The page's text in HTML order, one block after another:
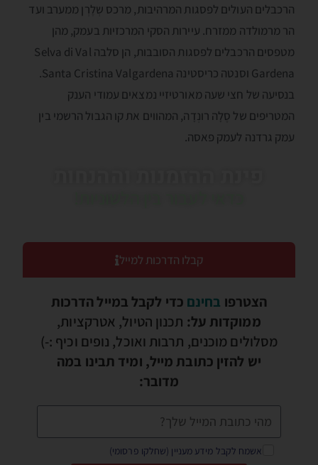
הרכבלים העולים לפסגות המרהיבות, מרכס שְלֶרְן ממערב ועד
הר מרמולדה ממזרח. עיירות הסקי המרכזיות בעמק, מהן
מטפסים הרכבלים לפסגות הסובבות, הן סלבה Selva di Val
Gardena וסנטה כריסטינה Santa Cristina Valgardena.
בנסיעה של חצי שעה מאורטיזיי נמצאים עמודי הענק
המטריפים של סֶלָה רונְדָה, המהווים את קו הגבול הרשמי בין
עמק גרדנה לעמק פאסה.
קבלו הדרכות למייל
הצטרפו בחינם כדי לקבל במייל הדרכות
ממוקדות על: תכנון הטיול, אטרקציות,
מסלולים מוכנים, תרבות ואוכל, נופים וכיף :-)
יש להזין כתובת מייל, ומיד תבינו במה
מדובר:
אשמח לקבל מידע מעניין (שחלקו פרסומי)